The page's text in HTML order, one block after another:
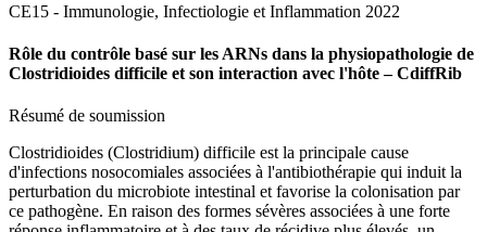
CE15 - Immunologie, Infectiologie et Inflammation 2022
Rôle du contrôle basé sur les ARNs dans la physiopathologie de
Clostridioides difficile et son interaction avec l'hôte – CdiffRib
Résumé de soumission
Clostridioides (Clostridium) difficile est la principale cause
d'infections nosocomiales associées à l'antibiothérapie qui induit la
perturbation du microbiote intestinal et favorise la colonisation par
ce pathogène. En raison des formes sévères associées à une forte